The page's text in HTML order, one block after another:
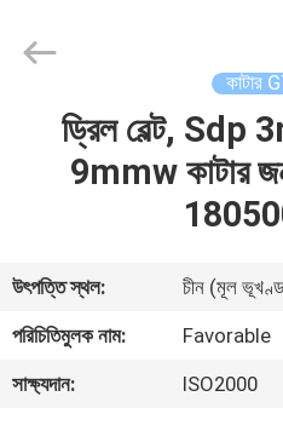
আমাদের
সম্পর্কে
কারখানা
EQUIPMENT
CO.,LTD.
কাটার
ড্রিল বেল্ট,
9mmw কাটার
উৎপত্তি স্থল:
চীন (মূল
পরিচিতিমুলক নাম:
Favorable
সাক্ষ্যদান:
ISO2000